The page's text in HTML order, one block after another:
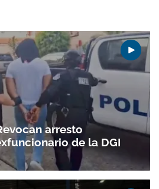
arresto
de la DGI